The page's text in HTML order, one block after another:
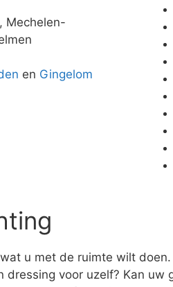
Mechelen-
en Gingelom
u met de ruimte wilt
voor uzelf? Kan